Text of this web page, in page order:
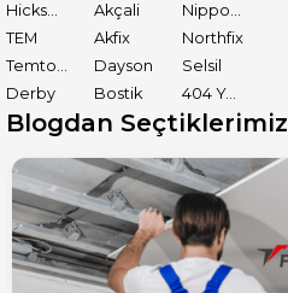
Hickson Decor
Akçali
Nippon Paint
TEM
Akfix
Northfix
Temtools
Dayson
Selsil
Derby
Bostik 404 Yapıştırıcı
Blogdan Seçtiklerimiz